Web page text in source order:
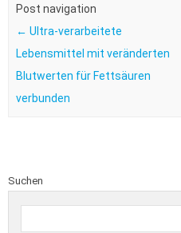
Post navigation
← Ultra-verarbeitete
Lebensmittel mit veränderten
Blutwerten für Fettsäuren
verbunden
Suchen